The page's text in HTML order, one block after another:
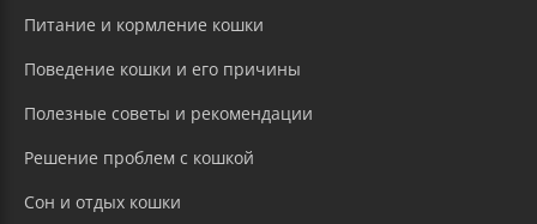
Питание и кормление кошки
Поведение кошки и его причины
Полезные советы и рекомендации
Решение проблем с кошкой
Сон и отдых кошки